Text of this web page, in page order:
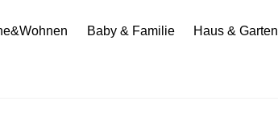
Baby & Familie Haus & Garten